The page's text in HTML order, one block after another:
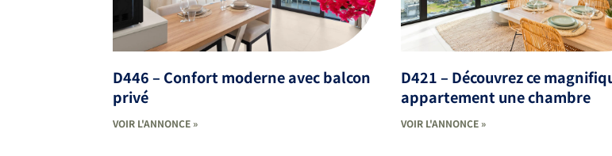
D446 – Confort moderne avec balcon
privé
VOIR L'ANNONCE »
D421 – Découvrez ce
appartement une chambre
VOIR L'ANNONCE »